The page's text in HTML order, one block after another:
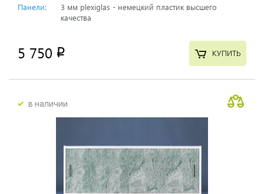
Панели:
3 мм plexiglas - немецкий пластик высшего
качества
5 750 p КУПИТЬ
в наличии